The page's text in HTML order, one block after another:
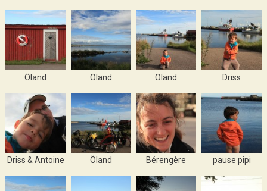
Öland Öland Öland Driss
Driss & Antoine Öland Bérengère pause pipi